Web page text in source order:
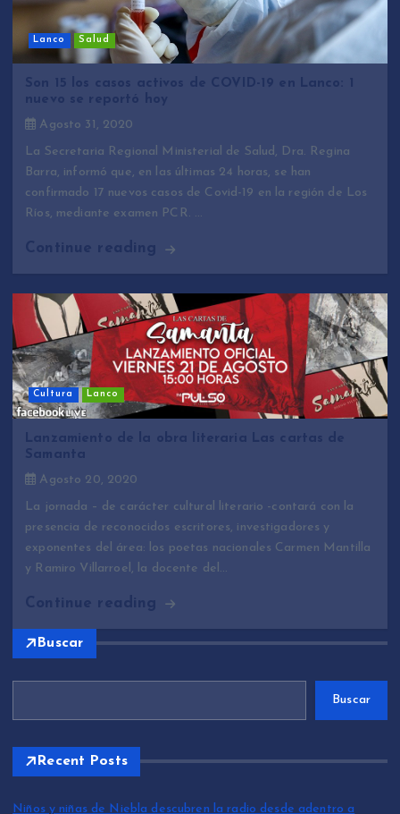
Lanco Salud
Son 15 los casos activos de COVID-19 en Lanco: 1
nuevo se reportó hoy
Agosto 31, 2020
La Secretaria Regional Ministerial de Salud, Dra. Regina
Barra, informó que, en las últimas 24 horas, se han
confirmado 17 nuevos casos de Covid-19 en la región de Los
Ríos, mediante examen PCR. …
Continue reading
Cultura Lanco
Lanzamiento de la obra literaria Las cartas de
Samanta
Agosto 20, 2020
La jornada – de carácter cultural literario -contará con la
presencia de reconocidos escritores, investigadores y
exponentes del área: los poetas nacionales Carmen Mantilla
y Ramiro Villarroel, la docente del…
Continue reading
Buscar
Buscar
Recent Posts
Niños y niñas de Niebla descubren la radio desde adentro a